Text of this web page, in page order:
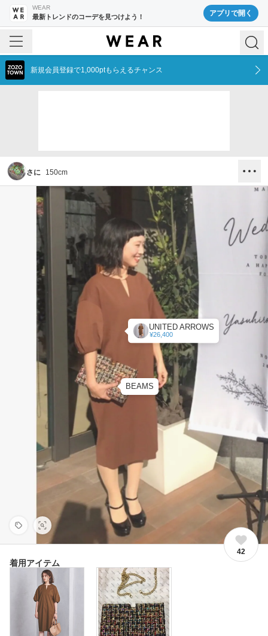
WEAR
最新トレンドのコーデを見つけよう！ アプリで開く
新規会員登録で1,000ptもらえるチャンス
さに 150cm
UNITED ARROWS
¥26,400
BEAMS
42
着用アイテム